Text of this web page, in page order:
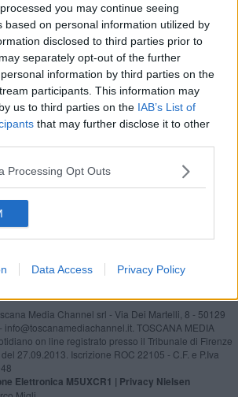
you may continue seeing
based on personal information utilized by
disclosed to third parties prior to
separately opt-out of the further
information by third parties on the
participants. This information may
us to third parties on the IAB’s List of
that may further disclose it to other
Processing Opt Outs
Data Access Privacy Policy
e sicurezza, metalmeccanici in piazza
regionale contro la bioraffineria
alla raffineria, fiori e silenzio nel giorno
regionale
in raffineria, trovati i corpi di due
a Calenzano, sciopero e presidio
in raffineria, due vittime e feriti gravi, 3
Media Channel srl - Via Dei Martelli, 8 - 50129
info@toscanamediachannel.it. TOSCANA MEDIA
on line registrato presso il Tribunale di Firenze
27.09.2013. Iscrizione ROC 22105 - C.F. e P.Iva
Elettronica M5UXCR1 | Privacy Nielsen